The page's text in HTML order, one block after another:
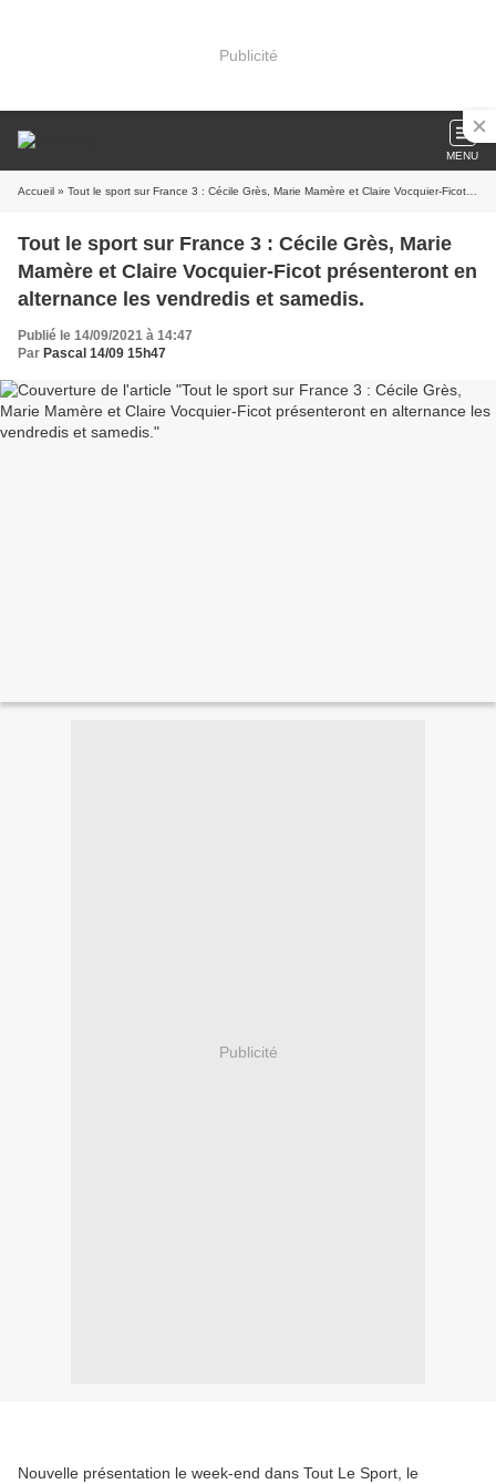
Publicité
MENU
Accueil » Tout le sport sur France 3 : Cécile Grès, Marie Mamère et Claire Vocquier-Ficot présenteront en alternance les vendredis et samedis.
Tout le sport sur France 3 : Cécile Grès, Marie
Mamère et Claire Vocquier-Ficot présenteront en
alternance les vendredis et samedis.
Publié le 14/09/2021 à 14:47
Par Pascal 14/09 15h47
Publicité
Nouvelle présentation le week-end dans Tout Le Sport, le